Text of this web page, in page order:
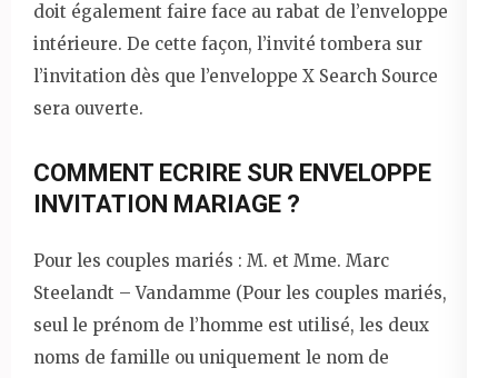
doit également faire face au rabat de l’enveloppe
intérieure. De cette façon, l’invité tombera sur
l’invitation dès que l’enveloppe X Search Source
sera ouverte.
COMMENT ECRIRE SUR ENVELOPPE
INVITATION MARIAGE ?
Pour les couples mariés : M. et Mme. Marc
Steelandt – Vandamme (Pour les couples mariés,
seul le prénom de l’homme est utilisé, les deux
noms de famille ou uniquement le nom de